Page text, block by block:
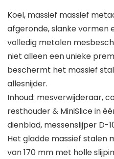
Koel, massief massief
afgeronde, slanke vormen
volledig metalen
niet alleen een unieke
beschermt het massief
allesnijder.
Inhoud: mesverwijderaar,
resthouder & MiniSlice in
dienblad, messenslijper D-
Het gladde massief stalen
van 170 mm met holle